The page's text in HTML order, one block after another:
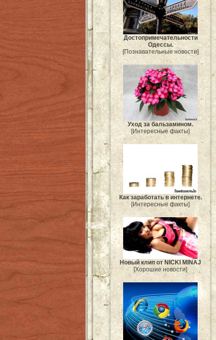
Достопримечательности
Одессы.
[Познавательные новости]
Уход за бальзамином.
[Интересные факты]
Как заработать в интернете.
[Интересные факты]
Новый клип от NICKI MINAJ
[Хорошие новости]